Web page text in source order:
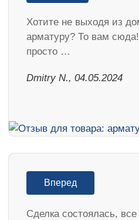
Хотите не выходя из
арматуру? То вам
просто …
​Dmitry N., 04.05.2024
Вперед
Сделка состоялась,